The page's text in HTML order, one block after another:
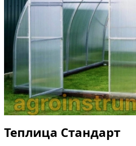
Теплица Стандарт